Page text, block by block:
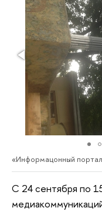
«Информацонный
С 24 сентября по